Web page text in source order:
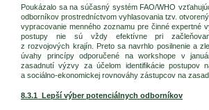
Poukázalo sa na súčasný systém FAO/WHO
odborníkov prostredníctvom vyhlasovania tzv.
vypracovanie menného zoznamu pre činné expertné
postupy nie sú vždy efektívne pri
z rozvojových krajín. Preto sa navrhlo posilnenie a
úvahy princípy odporučené na workshope v
zasadnutí výzvy za účelom identifikácie postupov
a sociálno-ekonomickej rovnováhy zástupcov na
8.3.1 Lepší výber potenciálnych odborníkov